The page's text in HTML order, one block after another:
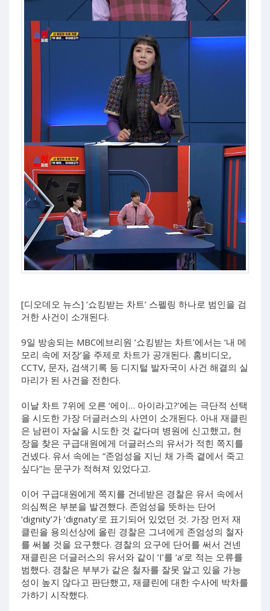
[디오데오 뉴스] ‘쇼킹받는 차트’ 스펠링 하나로 범인을 검
거한 사건이 소개된다.
9일 방송되는 MBC에브리원 ‘쇼킹받는 차트’에서는 ‘내 메
모리 속에 저장’을 주제로 차트가 공개된다. 홈비디오,
CCTV, 문자, 검색기록 등 디지털 발자국이 사건 해결의 실
마리가 된 사건을 전한다.
이날 차트 7위에 오른 ‘에이… 아이라고?’에는 극단적 선택
을 시도한 가장 더글러스의 사연이 소개된다. 아내 재클린
은 남편이 자살을 시도한 것 같다며 병원에 신고했고, 현
장을 찾은 구급대원에게 더글러스의 유서가 적힌 쪽지를
건넸다. 유서 속에는 “존엄성을 지닌 채 가족 곁에서 죽고
싶다”는 문구가 적혀져 있었다고.
이어 구급대원에게 쪽지를 건네받은 경찰은 유서 속에서
의심쩍은 부분을 발견했다. 존엄성을 뜻하는 단어
‘dignity’가 ‘dignaty’로 표기되어 있었던 것. 가장 먼저 재
클린을 용의선상에 올린 경찰은 그녀에게 존엄성의 철자
를 써볼 것을 요구했다. 경찰의 요구에 단어를 써서 건넨
재클린은 더글러스의 유서와 같이 ‘I’를 ‘a’로 적는 오류를
범했다. 경찰은 부부가 같은 철자를 잘못 알고 있을 가능
성이 높지 않다고 판단했고, 재클린에 대한 수사에 박차를
가하기 시작했다.